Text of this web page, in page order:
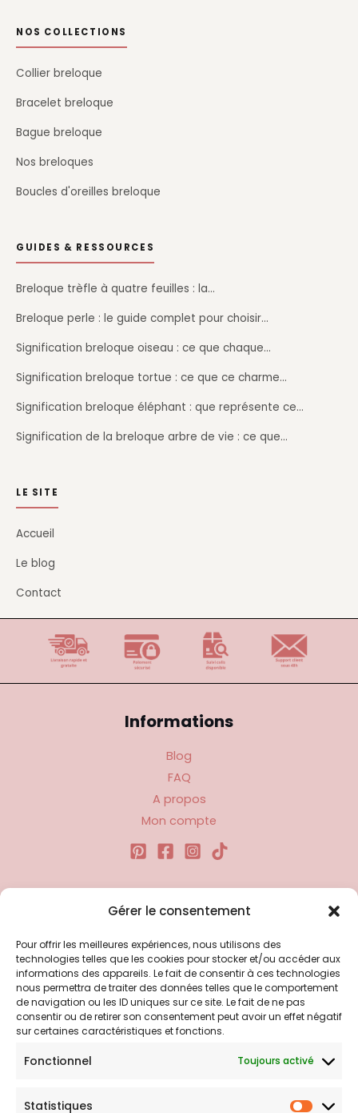
Gérer le consentement
Pour offrir les meilleures expériences, nous utilisons des
technologies telles que les cookies pour stocker et/ou accéder aux
informations des appareils. Le fait de consentir à ces technologies
nous permettra de traiter des données telles que le comportement
de navigation ou les ID uniques sur ce site. Le fait de ne pas
consentir ou de retirer son consentement peut avoir un effet négatif
sur certaines caractéristiques et fonctions.
Fonctionnel Toujours activé
Statistiques
NOS COLLECTIONS
Collier breloque
Bracelet breloque
Bague breloque
Nos breloques
Boucles d'oreilles breloque
GUIDES & RESSOURCES
Breloque trèfle à quatre feuilles : la…
Breloque perle : le guide complet pour choisir…
Signification breloque oiseau : ce que chaque…
Signification breloque tortue : ce que ce charme…
Signification breloque éléphant : que représente ce…
Signification de la breloque arbre de vie : ce que…
LE SITE
Accueil
Le blog
Contact
Informations
Blog
FAQ
A propos
Mon compte
Liens utiles
Politique d’expédition
Politique de confidentialité
Politique de remboursements
Conditions générales de vente et d’utilisation
Bijouterie en ligne
Bijoux Breloque est votre boutique en ligne de référence sur